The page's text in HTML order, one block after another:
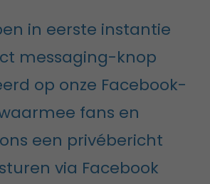
in eerste instantie
messaging-knop
op onze Facebook-
fans en
een privébericht
via Facebook